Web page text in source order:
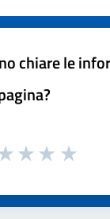
chiare le